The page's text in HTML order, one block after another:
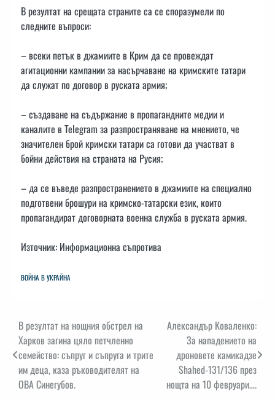
В резултат на срещата страните са се споразумели по
следните въпроси:
– всеки петък в джамиите в Крим да се провеждат
агитационни кампании за насърчаване на кримските татари
да служат по договор в руската армия;
– създаване на съдържание в пропагандните медии и
каналите в Telegram за разпространяване на мнението, че
значителен брой кримски татари са готови да участват в
бойни действия на страната на Русия;
– да се въведе разпространението в джамиите на специално
подготвени брошури на кримско-татарски език, които
пропагандират договорната военна служба в руската армия.
Източник: Информационна съпротива
ВОЙНА В УКРАЙНА
Навигация
В резултат на нощния обстрел на
Харков загина цяло петчленно
семейство: съпруг и съпруга и трите
им деца, каза ръководителят на
ОВА Синегубов.
Александър Коваленко:
За нападението на
дроновете камикадзе
Shahed-131/136 през
нощта на 10 февруари….